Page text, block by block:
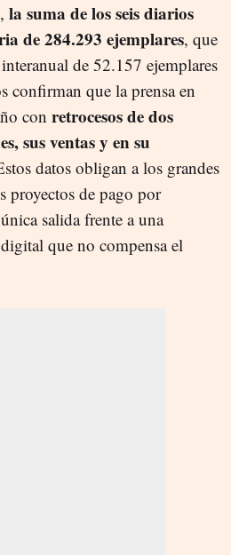
la suma de los seis diarios
de 284.293 ejemplares, que
de 52.157 ejemplares
confirman que la prensa en
con retrocesos de dos
sus ventas y en su
datos obligan a los grandes
proyectos de pago por
salida frente a una
que no compensa el